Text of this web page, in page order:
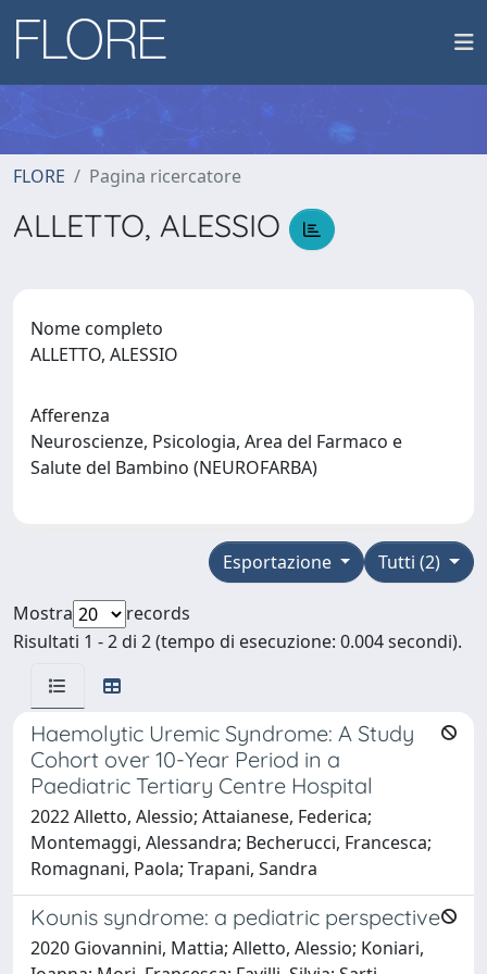
FLORE Pagina ricercatore
ALLETTO, ALESSIO
Nome completo
ALLETTO, ALESSIO
Afferenza
Neuroscienze, Psicologia, Area del Farmaco e
Salute del Bambino (NEUROFARBA)
Tutti (2)
Esportazione
Mostra
records
Risultati 1 - 2 di 2 (tempo di esecuzione: 0.004 secondi).
Haemolytic Uremic Syndrome: A Study
Cohort over 10-Year Period in a
Paediatric Tertiary Centre Hospital
2022 Alletto, Alessio; Attaianese, Federica;
Montemaggi, Alessandra; Becherucci, Francesca;
Romagnani, Paola; Trapani, Sandra
Kounis syndrome: a pediatric perspective
2020 Giovannini, Mattia; Alletto, Alessio; Koniari,